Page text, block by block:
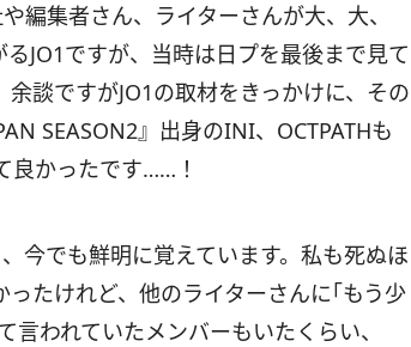
編集者さん、ライターさんが大、大、
JO1ですが、当時は日プを最後まで見て
談ですがJO1の取材をきっかけに、その
SEASON2』出身のINI、OCTPATHも
良かったです……！
今でも鮮明に覚えています。私も死ぬほ
たけれど、他のライターさんに｢もう少
言われていたメンバーもいたくらい、